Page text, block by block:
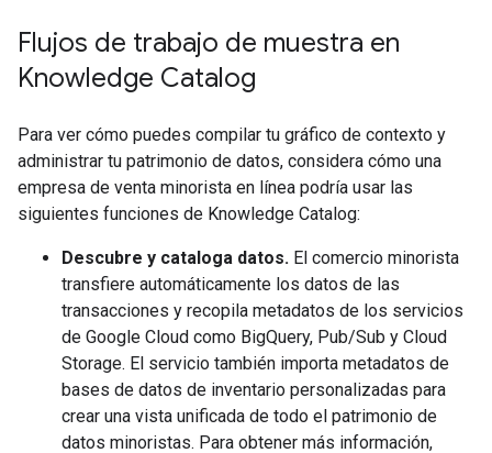
Flujos de trabajo de muestra en
Knowledge Catalog
Para ver cómo puedes compilar tu gráfico de contexto y
administrar tu patrimonio de datos, considera cómo una
empresa de venta minorista en línea podría usar las
siguientes funciones de Knowledge Catalog:
Descubre y cataloga datos. El comercio minorista
transfiere automáticamente los datos de las
transacciones y recopila metadatos de los servicios
de Google Cloud como BigQuery, Pub/Sub y Cloud
Storage. El servicio también importa metadatos de
bases de datos de inventario personalizadas para
crear una vista unificada de todo el patrimonio de
datos minoristas. Para obtener más información,